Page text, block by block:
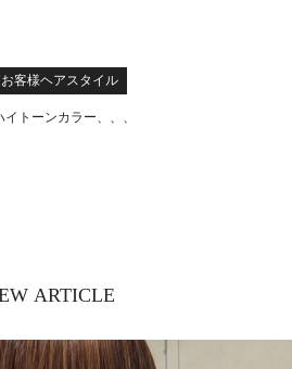
お客様ヘアスタイル
イトーンカラー、、、
ARTICLE